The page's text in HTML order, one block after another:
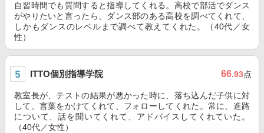
自習時間でも質問すると指導してくれる。高校で部活でダンス
がやりたいと言ったら、ダンス部のある高校を調べてくれて、
しかもダンスのレベルまで調べて教えてくれた。（40代／女
性）
ITTO個別指導学院 66.93点
教室長が、テストの結果が悪かった時に、落ち込んだ子供に対
して、言葉をかけてくれて、フォローしてくれた。常に、進路
について、話を聞いてくれて、アドバイスしてくれていた。
（40代／女性）